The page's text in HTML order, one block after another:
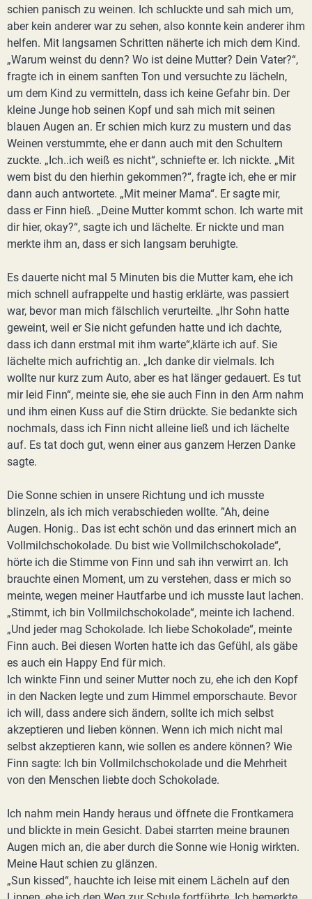
schien panisch zu weinen. Ich schluckte und sah mich um,
aber kein anderer war zu sehen, also konnte kein anderer ihm
helfen. Mit langsamen Schritten näherte ich mich dem Kind.
„Warum weinst du denn? Wo ist deine Mutter? Dein Vater?“,
fragte ich in einem sanften Ton und versuchte zu lächeln,
um dem Kind zu vermitteln, dass ich keine Gefahr bin. Der
kleine Junge hob seinen Kopf und sah mich mit seinen
blauen Augen an. Er schien mich kurz zu mustern und das
Weinen verstummte, ehe er dann auch mit den Schultern
zuckte. „Ich..ich weiß es nicht“, schniefte er. Ich nickte. „Mit
wem bist du den hierhin gekommen?“, fragte ich, ehe er mir
dann auch antwortete. „Mit meiner Mama“. Er sagte mir,
dass er Finn hieß. „Deine Mutter kommt schon. Ich warte mit
dir hier, okay?“, sagte ich und lächelte. Er nickte und man
merkte ihm an, dass er sich langsam beruhigte.
Es dauerte nicht mal 5 Minuten bis die Mutter kam, ehe ich
mich schnell aufrappelte und hastig erklärte, was passiert
war, bevor man mich fälschlich verurteilte. „Ihr Sohn hatte
geweint, weil er Sie nicht gefunden hatte und ich dachte,
dass ich dann erstmal mit ihm warte“,klärte ich auf. Sie
lächelte mich aufrichtig an. „Ich danke dir vielmals. Ich
wollte nur kurz zum Auto, aber es hat länger gedauert. Es tut
mir leid Finn“, meinte sie, ehe sie auch Finn in den Arm nahm
und ihm einen Kuss auf die Stirn drückte. Sie bedankte sich
nochmals, dass ich Finn nicht alleine ließ und ich lächelte
auf. Es tat doch gut, wenn einer aus ganzem Herzen Danke
sagte.
Die Sonne schien in unsere Richtung und ich musste
blinzeln, als ich mich verabschieden wollte. ”Ah, deine
Augen. Honig.. Das ist echt schön und das erinnert mich an
Vollmilchschokolade. Du bist wie Vollmilchschokolade“,
hörte ich die Stimme von Finn und sah ihn verwirrt an. Ich
brauchte einen Moment, um zu verstehen, dass er mich so
meinte, wegen meiner Hautfarbe und ich musste laut lachen.
„Stimmt, ich bin Vollmilchschokolade“, meinte ich lachend.
„Und jeder mag Schokolade. Ich liebe Schokolade“, meinte
Finn auch. Bei diesen Worten hatte ich das Gefühl, als gäbe
es auch ein Happy End für mich.
Ich winkte Finn und seiner Mutter noch zu, ehe ich den Kopf
in den Nacken legte und zum Himmel emporschaute. Bevor
ich will, dass andere sich ändern, sollte ich mich selbst
akzeptieren und lieben können. Wenn ich mich nicht mal
selbst akzeptieren kann, wie sollen es andere können? Wie
Finn sagte: Ich bin Vollmilchschokolade und die Mehrheit
von den Menschen liebte doch Schokolade.
Ich nahm mein Handy heraus und öffnete die Frontkamera
und blickte in mein Gesicht. Dabei starrten meine braunen
Augen mich an, die aber durch die Sonne wie Honig wirkten.
Meine Haut schien zu glänzen.
„Sun kissed“, hauchte ich leise mit einem Lächeln auf den